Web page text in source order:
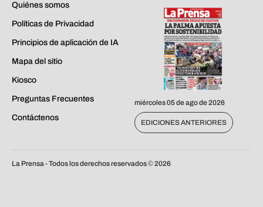
Quiénes somos
Políticas de Privacidad
Principios de aplicación de IA
Mapa del sitio
Kiosco
Preguntas Frecuentes
Contáctenos
miércoles 05 de ago de 2026
EDICIONES ANTERIORES
La Prensa - Todos los derechos reservados ©2026